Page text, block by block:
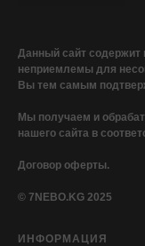
Данный сайт
неприемлемы для
Вы тем самым
Мы получаем и
нашего сайта в
Договор оферты.
© 7NEBO.KG 2025
ИНФОРМАЦИЯ